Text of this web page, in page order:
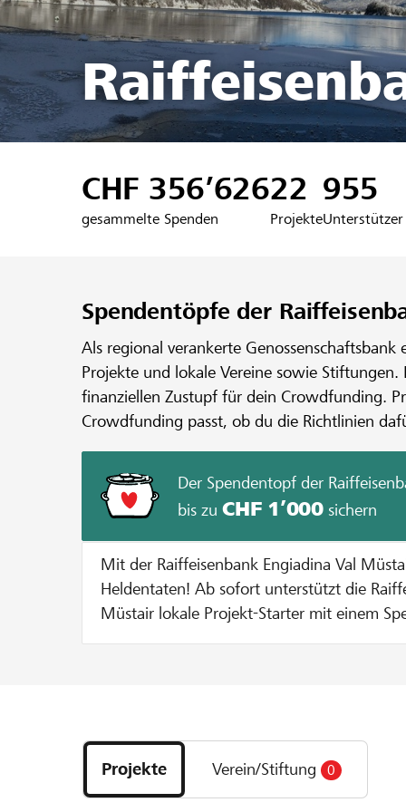
CHF 356’626
gesammelte Spenden
22
Projekte
955
Unterstützer
Spendentöpfe der
Als regional verankerte
Projekte und lokale Vereine sowie
finanziellen Zustupf für dein Crowdfunding.
Crowdfunding passt, ob du die Richtlinien
Der Spendentopf der
bis zu CHF 1’000sichern
Mit der Raiffeisenbank Engiadina Val
Heldentaten! Ab sofort unterstützt die Raiffeisenbank Engiadina Val
Müstair lokale Projekt-Starter mit einem
entweder 10 % vom Mindestbetrag erreicht
maximale Zustupf aus dem Spendentopf
Projekte
und
Organisationen
Projekte Verein/Stiftung 0